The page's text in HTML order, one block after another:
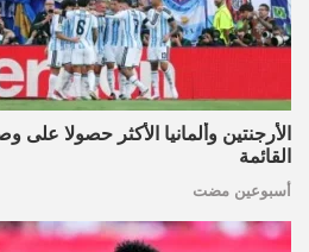
الأرجنتين وألمانيا الأكثر حصولا
القائمة
أسبوعين مضت